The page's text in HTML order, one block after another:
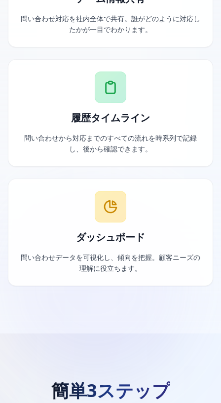
問い合わせ対応を社内全体で共有。誰がどのように対応し
たかが一目でわかります。
履歴タイムライン
問い合わせから対応までのすべての流れを時系列で記録
し、後から確認できます。
ダッシュボード
問い合わせデータを可視化し、傾向を把握。顧客ニーズの
理解に役立ちます。
簡単3ステップ